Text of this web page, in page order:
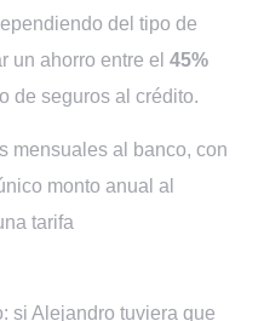
del tipo de
un ahorro entre el 45%
de seguros al crédito.
mensuales al banco, con
monto anual al
tarifa
si Alejandro tuviera que